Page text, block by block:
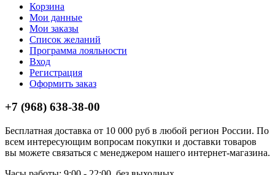
Корзина
Мои данные
Мои заказы
Список желаний
Программа лояльности
Вход
Регистрация
Оформить заказ
+7 (968) 638-38-00
Бесплатная доставка от 10 000 руб в любой регион России. По
всем интересующим вопросам покупки и доставки товаров
вы можете связаться с менеджером нашего интернет-магазина.